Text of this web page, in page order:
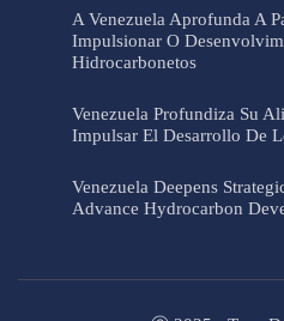
A Venezuela Aprofunda A
Impulsionar O
Hidrocarbonetos
Venezuela Profundiza Su
Impulsar El Desarrollo De
Venezuela Deepens
Advance Hydrocarbon